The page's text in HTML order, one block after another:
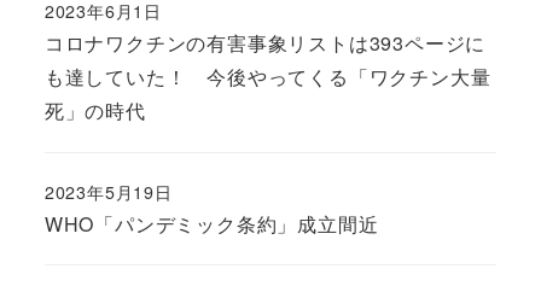
コロナワクチンの有害事象リストは393ページに
も達していた！ 今後やってくる「ワクチン大量
死」の時代
2023年6月1日
WHO「パンデミック条約」成立間近
2023年5月19日